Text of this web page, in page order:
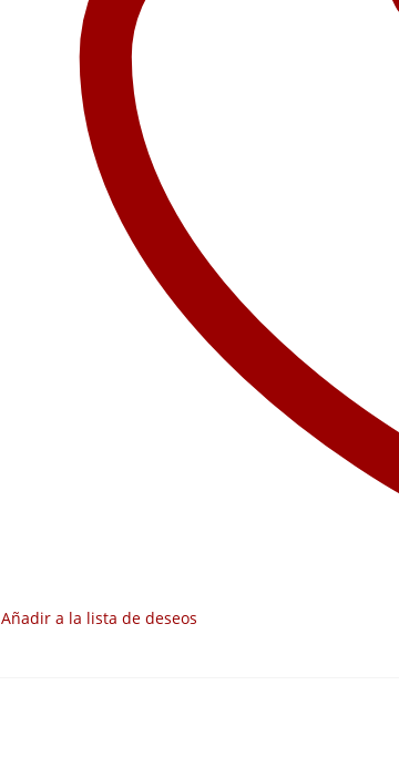
Añadir a la lista de deseos